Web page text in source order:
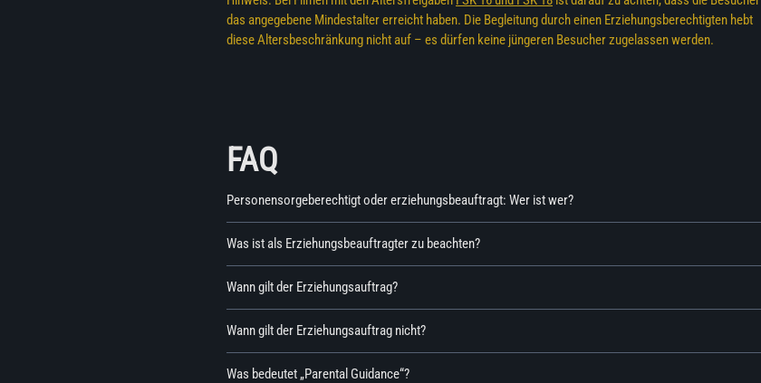
das angegebene Mindestalter erreicht haben. Die Begleitung durch einen Erziehungsberechtigten hebt
diese Altersbeschränkung nicht auf – es dürfen keine jüngeren Besucher zugelassen werden.
FAQ
Personensorgeberechtigt oder erziehungsbeauftragt: Wer ist wer?
Was ist als Erziehungsbeauftragter zu beachten?
Wann gilt der Erziehungsauftrag?
Wann gilt der Erziehungsauftrag nicht?
Was bedeutet „Parental Guidance“?